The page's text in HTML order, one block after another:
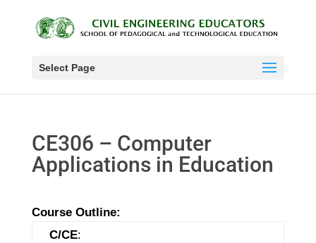
Select Page
CE306 – Computer
Applications in Education
Course Outline:
C/CE: